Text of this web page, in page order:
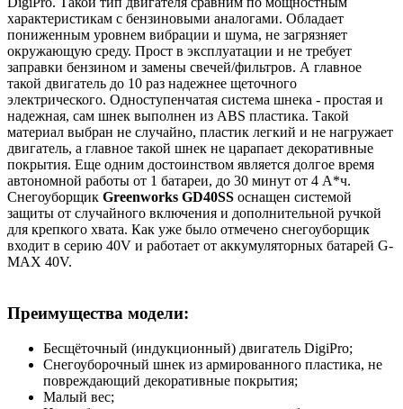
характеристикам с бензиновыми аналогами. Обладает
пониженным уровнем вибрации и шума, не загрязняет
окружающую среду. Прост в эксплуатации и не требует
заправки бензином и замены свечей/фильтров. А главное
такой двигатель до 10 раз надежнее щеточного
электрического. Одноступенчатая система шнека - простая и
надежная, сам шнек выполнен из АBS пластика. Такой
материал выбран не случайно, пластик легкий и не нагружает
двигатель, а главное такой шнек не царапает декоративные
покрытия. Еще одним достоинством является долгое время
автономной работы от 1 батареи, до 30 минут от 4 A*ч.
Снегоуборщик Greenworks GD40SS оснащен системой
защиты от случайного включения и дополнительной ручкой
для крепкого хвата. Как уже было отмечено снегоуборщик
входит в серию 40V и работает от аккумуляторных батарей G-
MAX 40V.
Преимущества модели:
Бесщёточный (индукционный) двигатель DigiPro;
Снегоуборочный шнек из армированного пластика, не
повреждающий декоративные покрытия;
Малый вес;